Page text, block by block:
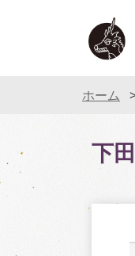
ホーム
下田